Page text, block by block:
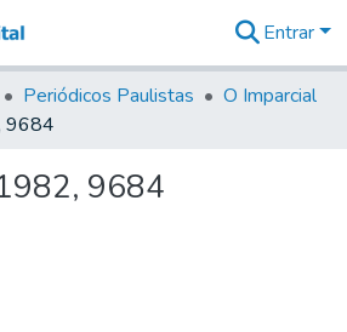
&
Coleções
Tudo na
Digital
Entrar
Periódicos Paulistas
O Imparcial
9684
9684